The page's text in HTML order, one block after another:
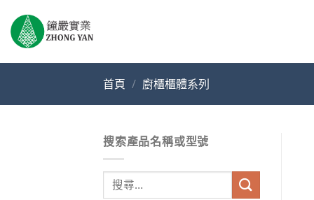
content
首頁 / 廚櫃櫃體系列
搜索產品名稱或型號